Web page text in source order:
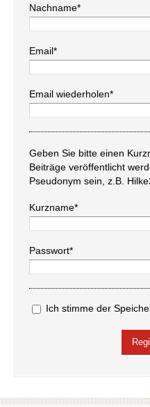
Nachname*
Email*
Email wiederholen*
Geben Sie bitte einen
Beiträge veröffentlicht
Pseudonym sein, z.B.
Kurzname*
Passwort*
Ich stimme der